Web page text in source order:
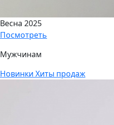
Весна 2025
Посмотреть
Мужчинам
Новинки Хиты продаж